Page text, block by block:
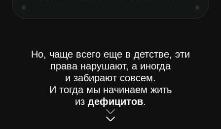
Но, чаще всего еще в детстве, эти
права нарушают, а иногда
и забирают совсем.
И тогда мы начинаем жить
из дефицитов.